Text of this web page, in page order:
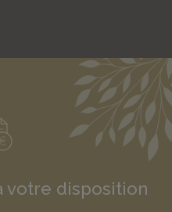
votre disposition